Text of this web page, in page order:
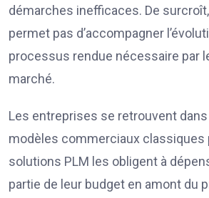
démarches inefficaces. De
permet pas d’accompagner
processus rendue nécessaire par
marché.
Les entreprises se retrouvent
modèles commerciaux classiques
solutions PLM les obligent à
partie de leur budget en amont du